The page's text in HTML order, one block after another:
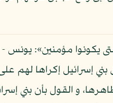
إسرائيل إكراها لهم على
و القول بأن بني